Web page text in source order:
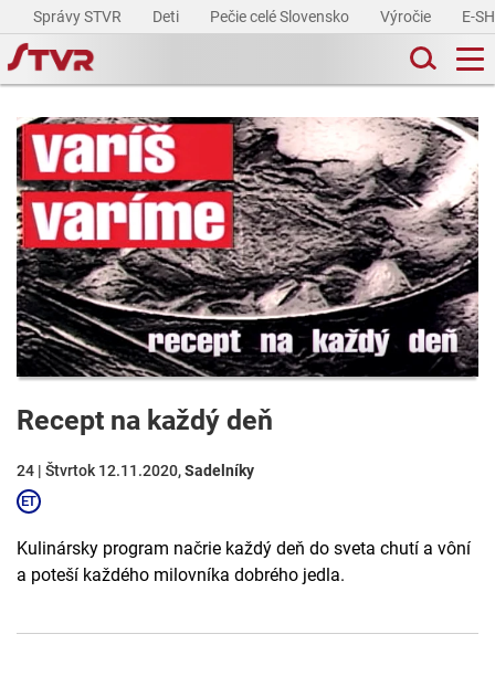
Správy STVR Deti Pečie celé Slovensko Výročie E-
Recept na každý deň
24 | Štvrtok 12.11.2020,Sadelníky
Kulinársky program načrie každý deň do sveta chutí a vôní
a poteší každého milovníka dobrého jedla.